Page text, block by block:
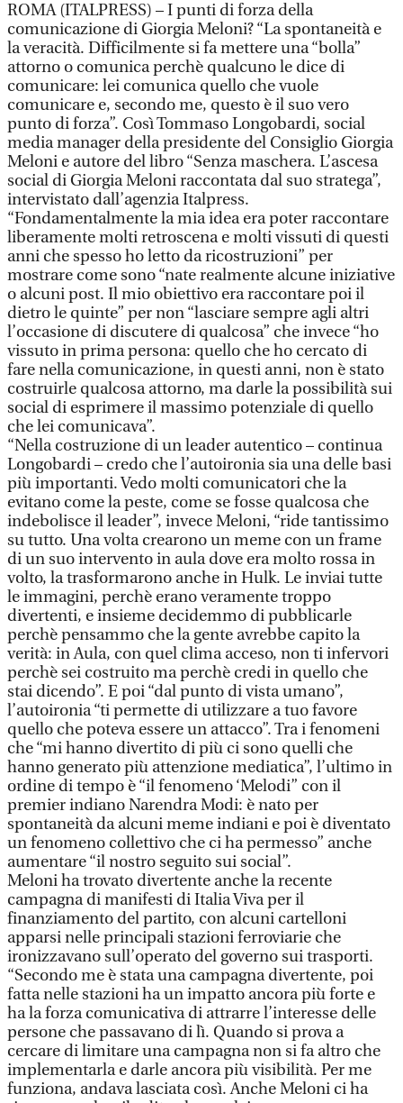
ROMA (ITALPRESS) – I punti di forza della
comunicazione di Giorgia Meloni? “La spontaneità e
la veracità. Difficilmente si fa mettere una “bolla”
attorno o comunica perchè qualcuno le dice di
comunicare: lei comunica quello che vuole
comunicare e, secondo me, questo è il suo vero
punto di forza”. Così Tommaso Longobardi, social
media manager della presidente del Consiglio Giorgia
Meloni e autore del libro “Senza maschera. L’ascesa
social di Giorgia Meloni raccontata dal suo stratega”,
intervistato dall’agenzia Italpress.
“Fondamentalmente la mia idea era poter raccontare
liberamente molti retroscena e molti vissuti di questi
anni che spesso ho letto da ricostruzioni” per
mostrare come sono “nate realmente alcune iniziative
o alcuni post. Il mio obiettivo era raccontare poi il
dietro le quinte” per non “lasciare sempre agli altri
l’occasione di discutere di qualcosa” che invece “ho
vissuto in prima persona: quello che ho cercato di
fare nella comunicazione, in questi anni, non è stato
costruirle qualcosa attorno, ma darle la possibilità sui
social di esprimere il massimo potenziale di quello
che lei comunicava”.
“Nella costruzione di un leader autentico – continua
Longobardi – credo che l’autoironia sia una delle basi
più importanti. Vedo molti comunicatori che la
evitano come la peste, come se fosse qualcosa che
indebolisce il leader”, invece Meloni, “ride tantissimo
su tutto. Una volta crearono un meme con un frame
di un suo intervento in aula dove era molto rossa in
volto, la trasformarono anche in Hulk. Le inviai tutte
le immagini, perchè erano veramente troppo
divertenti, e insieme decidemmo di pubblicarle
perchè pensammo che la gente avrebbe capito la
verità: in Aula, con quel clima acceso, non ti infervori
perchè sei costruito ma perchè credi in quello che
stai dicendo”. E poi “dal punto di vista umano”,
l’autoironia “ti permette di utilizzare a tuo favore
quello che poteva essere un attacco”. Tra i fenomeni
che “mi hanno divertito di più ci sono quelli che
hanno generato più attenzione mediatica”, l’ultimo in
ordine di tempo è “il fenomeno ‘Melodi” con il
premier indiano Narendra Modi: è nato per
spontaneità da alcuni meme indiani e poi è diventato
un fenomeno collettivo che ci ha permesso” anche
aumentare “il nostro seguito sui social”.
Meloni ha trovato divertente anche la recente
campagna di manifesti di Italia Viva per il
finanziamento del partito, con alcuni cartelloni
apparsi nelle principali stazioni ferroviarie che
ironizzavano sull’operato del governo sui trasporti.
“Secondo me è stata una campagna divertente, poi
fatta nelle stazioni ha un impatto ancora più forte e
ha la forza comunicativa di attrarre l’interesse delle
persone che passavano di lì. Quando si prova a
cercare di limitare una campagna non si fa altro che
implementarla e darle ancora più visibilità. Per me
funziona, andava lasciata così. Anche Meloni ci ha